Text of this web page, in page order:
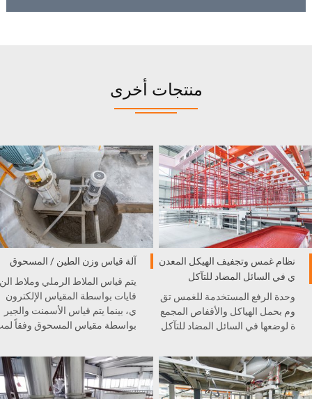
منتجات أخرى
نظام غمس وتجفيف الهيكل المعدن
ي في السائل المضاد للتآكل
وحدة الرفع المستخدمة للغمس تق
وم بحمل الهياكل والأقفاص المجمع
ة لوضعها في السائل المضاد للتآكل
ى فرن التجفيف.
آلة قياس وزن الطين / المسحوق
يتم قياس الملاط الرملي وملاط
فايات بواسطة المقياس الإلكترون
ي، بينما يتم قياس الأسمنت والجير
بواسطة مقياس المسحوق وفقاً